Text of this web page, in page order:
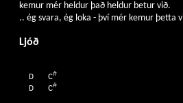
kemur mér heldur það heldur betur við.
.. ég svara, ég loka - því mér kemur þetta
Ljóð
  D   C
#
  D   C
#